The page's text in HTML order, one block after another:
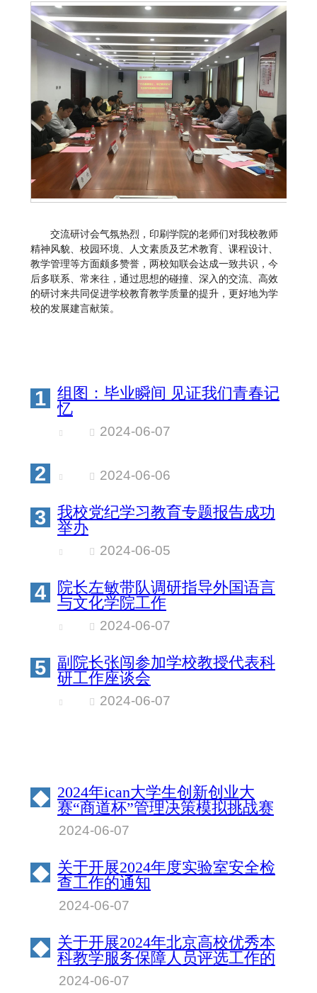
交流研讨会气氛热烈，印刷学院的老师们对我校教师
精神风貌、校园环境、人文素质及艺术教育、课程设计、
教学管理等方面颇多赞誉，两校知联会达成一致共识，今
后多联系、常来往，通过思想的碰撞、深入的交流、高效
的研讨来共同促进学校教育教学质量的提升，更好地为学
校的发展建言献策。
1
组图：毕业瞬间 见证我们青春记
忆
2024-06-07
2 2024-06-06
3
我校党纪学习教育专题报告成功
举办
2024-06-05
4
院长左敏带队调研指导外国语言
与文化学院工作
2024-06-07
5
副院长张闯参加学校教授代表科
研工作座谈会
2024-06-07
◆ 2024年ican大学生创新创业大
赛“商道杯”管理决策模拟挑战赛
北京物资学院校园赛成绩公示
2024-06-07
◆ 关于开展2024年度实验室安全检
查工作的通知
2024-06-07
◆ 关于开展2024年北京高校优秀本
科教学服务保障人员评选工作的
通知
2024-06-07